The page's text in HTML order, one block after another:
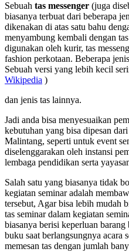
Sebuah tas messenger (juga
biasanya terbuat dari beberapa
dikenakan di atas satu bahu
menyambung kembali dengan
digunakan oleh kurir, tas
fashion perkotaan. Beberapa
Sebuah versi yang lebih kecil
Wikipedia )
dan jenis tas lainnya.
Jadi anda bisa menyesuaikan
kebutuhan yang bisa dipesan
Malintang, seperti untuk event
diselenggarakan oleh instansi
lembaga pendidikan serta
Salah satu yang biasanya tidak
kegiatan seminar adalah
tersebut, Agar bisa lebih mudah
tas seminar dalam kegiatan
biasanya berisi keperluan
buku saat berlangsungnya acara
memesan tas dengan jumlah